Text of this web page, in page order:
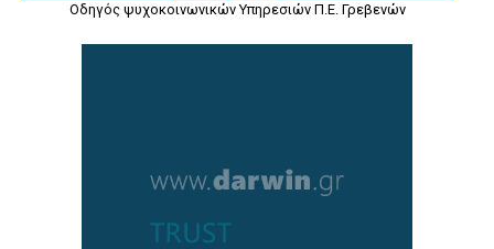
Οδηγός ψυχοκοινωνικών Υπηρεσιών Π.Ε. Γρεβενών